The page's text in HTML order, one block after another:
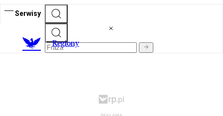
Serwisy
Regiony